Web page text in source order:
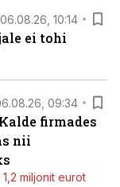
06.08.26, 10:14
ei tohi
09:34
firmades
nii
miljonit eurot